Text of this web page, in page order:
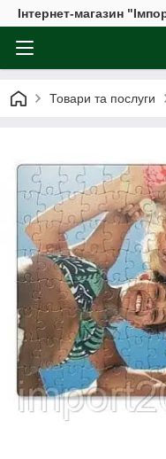
Інтернет-магазин
Товари та послуги